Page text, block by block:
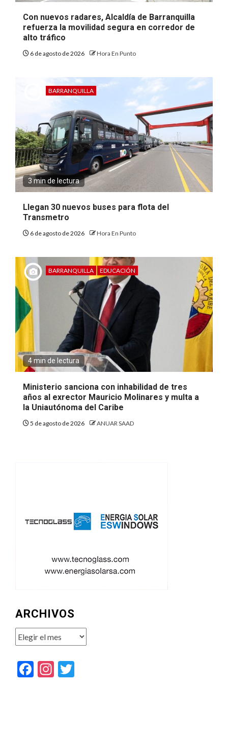
Con nuevos radares, Alcaldía de Barranquilla
refuerza la movilidad segura en corredor de
alto tráfico
6 de agosto de 2026 Hora En Punto
BARRANQUILLA
3 min de lectura
Llegan 30 nuevos buses para flota del
Transmetro
6 de agosto de 2026 Hora En Punto
BARRANQUILLA EDUCACIÓN
4 min de lectura
Ministerio sanciona con inhabilidad de tres
años al exrector Mauricio Molinares y multa a
la Uniautónoma del Caribe
5 de agosto de 2026 ANUAR SAAD
ARCHIVOS
Archivos
Facebook
Instagram